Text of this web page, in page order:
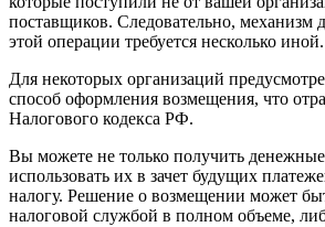
поставщиков. Следовательно, механизм
этой операции требуется несколько иной.
Для некоторых организаций
способ оформления возмещения, что
Налогового кодекса РФ.
Вы можете не только получить денежные
использовать их в зачет будущих
налогу. Решение о возмещении может
налоговой службой в полном объеме,